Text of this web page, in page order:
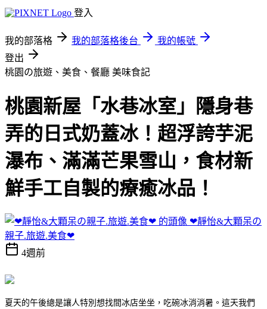
登入
我的部落格 我的部落格後台
我的帳號
登出
桃園の旅遊、美食、餐廳 美味食記
桃園新屋「水巷冰室」隱身巷
弄的日式奶蓋冰！超浮誇芋泥
瀑布、滿滿芒果雪山，食材新
鮮手工自製的療癒冰品！
❤靜怡&大顆呆の
親子.旅遊.美食❤
4週前
夏天的午後總是讓人特別想找間冰店坐坐，吃碗冰消消暑。這天我們